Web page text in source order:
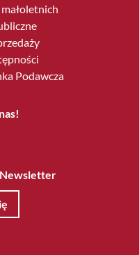
Podawcza
Newsletter